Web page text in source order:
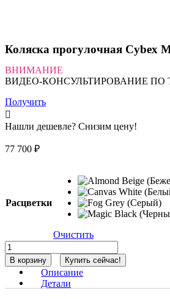
Коляска прогулочная Cybex
ВНИМАНИЕ
ВИДЕО-КОНСУЛЬТИРОВАНИЕ ПО
Получить
Нашли дешевле? Снизим цену!
77 700 ₽
Расцветки
Очистить
Количество
товара
Коляска
прогулочная
Cybex
В корзину Купить сейчас!
Описание
Детали